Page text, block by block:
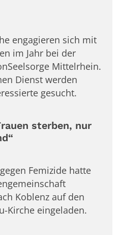
engagieren sich mit
im Jahr bei der
Mittelrhein.
Dienst werden
gesucht.
sterben, nur
Femizide hatte
Koblenz auf den
Kirche eingeladen.